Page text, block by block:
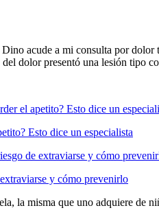
Dino acude a mi consulta por dolor
dolor presentó una lesión tipo
Esto dice un especialista
y cómo prevenirlo
la misma que uno adquiere de